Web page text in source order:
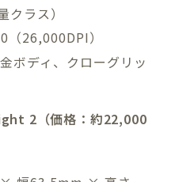
ラス）
26,000DPI）
ボディ、クローグリッ
2（価格：約22,000